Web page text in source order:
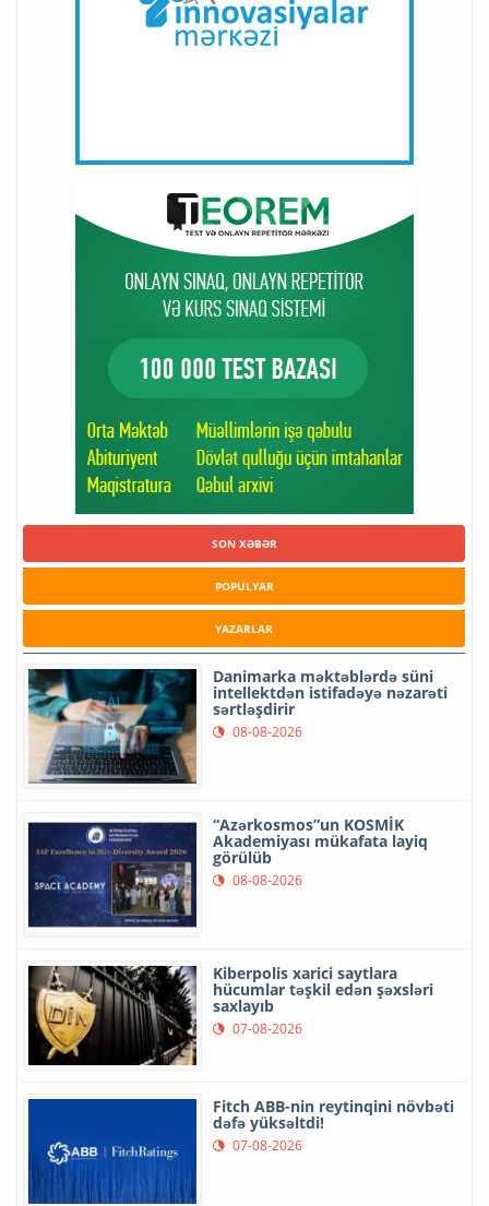
SON XƏBƏR
POPULYAR
YAZARLAR
Danimarka məktəblərdə süni
intellektdən istifadəyə nəzarəti
sərtləşdirir
08-08-2026
“Azərkosmos”un KOSMİK
Akademiyası mükafata layiq
görülüb
08-08-2026
Kiberpolis xarici saytlara
hücumlar təşkil edən şəxsləri
saxlayıb
07-08-2026
Fitch ABB-nin reytinqini növbəti
dəfə yüksəltdi!
07-08-2026